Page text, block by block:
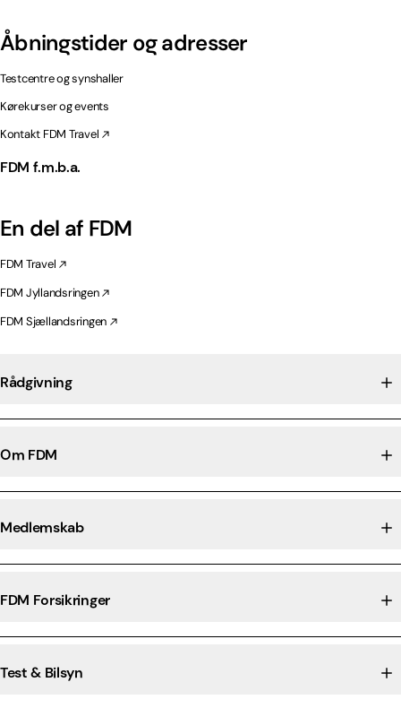
Åbningstider og adresser
Testcentre og synshaller
Kørekurser og events
Kontakt FDM Travel
FDM f.m.b.a.
En del af FDM
FDM Travel
FDM Jyllandsringen
FDM Sjællandsringen
Rådgivning
Om FDM
Medlemskab
FDM Forsikringer
Test & Bilsyn